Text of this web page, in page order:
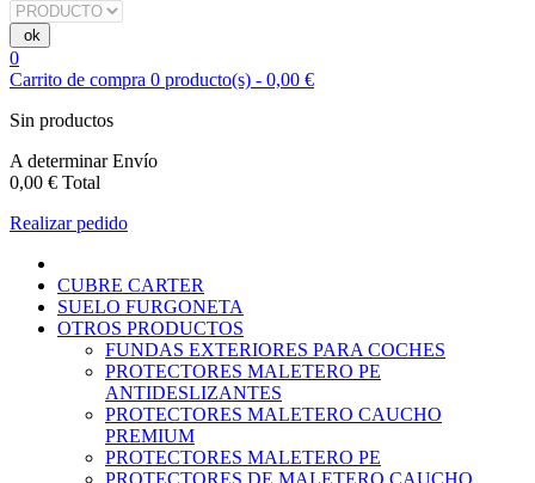
0
Carrito de compra 0 producto(s) - 0,00 €
Sin productos
A determinarEnvío
0,00 € Total
Realizar pedido
CUBRE CARTER
SUELO FURGONETA
OTROS PRODUCTOS
FUNDAS EXTERIORES PARA COCHES
PROTECTORES MALETERO PE
ANTIDESLIZANTES
PROTECTORES MALETERO CAUCHO
PREMIUM
PROTECTORES MALETERO PE
PROTECTORES DE MALETERO CAUCHO